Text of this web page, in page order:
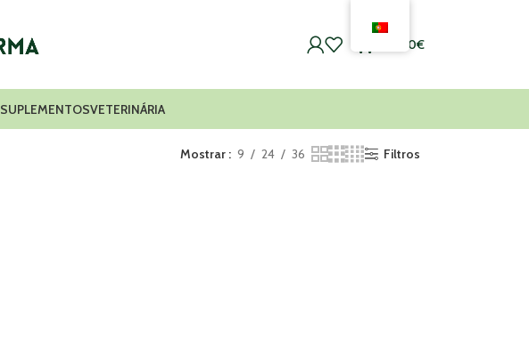
0,00€
SUPLEMENTOSVETERINÁRIA
Mostrar 9 24 36 Filtros